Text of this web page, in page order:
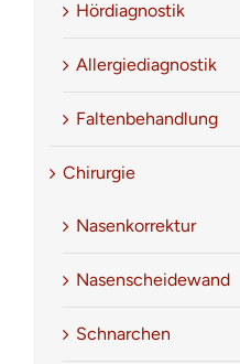
Hördiagnostik
Allergiediagnostik
Faltenbehandlung
Chirurgie
Nasenkorrektur
Nasenscheidewand
Schnarchen